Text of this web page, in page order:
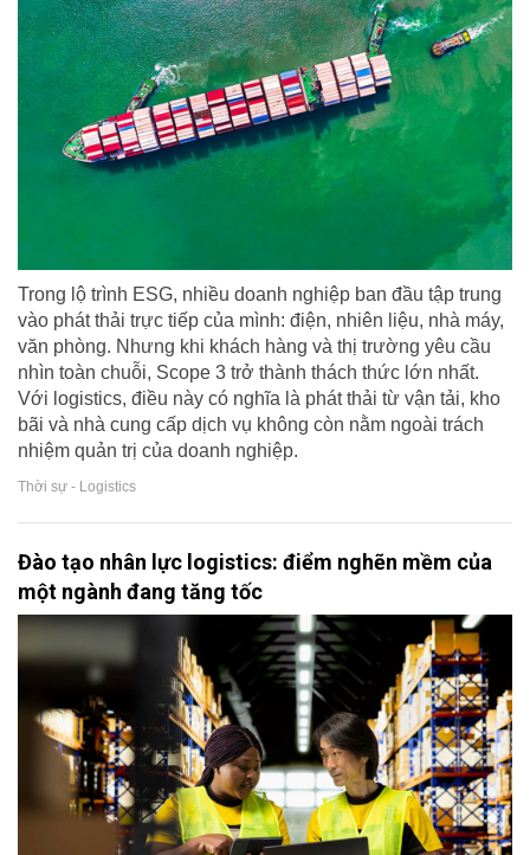
Trong lộ trình ESG, nhiều doanh nghiệp ban đầu tập trung
vào phát thải trực tiếp của mình: điện, nhiên liệu, nhà máy,
văn phòng. Nhưng khi khách hàng và thị trường yêu cầu
nhìn toàn chuỗi, Scope 3 trở thành thách thức lớn nhất.
Với logistics, điều này có nghĩa là phát thải từ vận tải, kho
bãi và nhà cung cấp dịch vụ không còn nằm ngoài trách
nhiệm quản trị của doanh nghiệp.
Thời sự - Logistics
Đào tạo nhân lực logistics: điểm nghẽn mềm của
một ngành đang tăng tốc